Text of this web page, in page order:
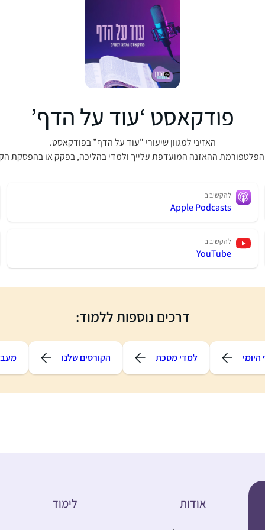
פודקאסט ‘עוד על הדף’
האזיני למגוון שיעורי "עוד על הדף” בפודקאסט.
ההאזנה המועדפת עלייך ולמדי בהליכה, בפקק או בהפסקת
להקשיב ב
Apple Podcasts
להקשיב ב
YouTube
דרכים נוספות ללמוד:
למדי מסכת הקורסים שלנו
אודות לימוד